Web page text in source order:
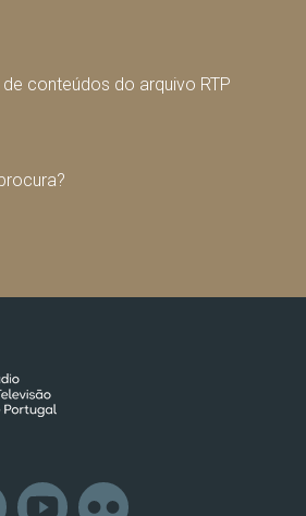
conteúdos do arquivo RTP